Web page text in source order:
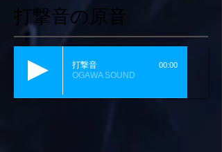
打撃音の原音
打撃音
OGAWA SOUND
00:00